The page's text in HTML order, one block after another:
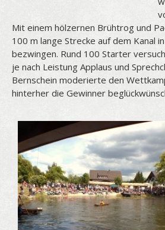
Mit einem hölzernen Brühtrog und
100 m lange Strecke auf dem Kanal
bezwingen. Rund 100 Starter
je nach Leistung Applaus und
Bernschein moderierte den
hinterher die Gewinner